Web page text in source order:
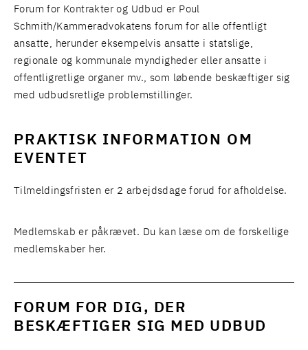
Forum for Kontrakter og Udbud er Poul
Schmith/Kammeradvokatens forum for alle offentligt
ansatte, herunder eksempelvis ansatte i statslige,
regionale og kommunale myndigheder eller ansatte i
offentligretlige organer mv., som løbende beskæftiger sig
med udbudsretlige problemstillinger.
PRAKTISK INFORMATION OM
EVENTET
Tilmeldingsfristen er 2 arbejdsdage forud for afholdelse.
Medlemskab er påkrævet. Du kan læse om de forskellige
medlemskaber her.
FORUM FOR DIG, DER
BESKÆFTIGER SIG MED UDBUD